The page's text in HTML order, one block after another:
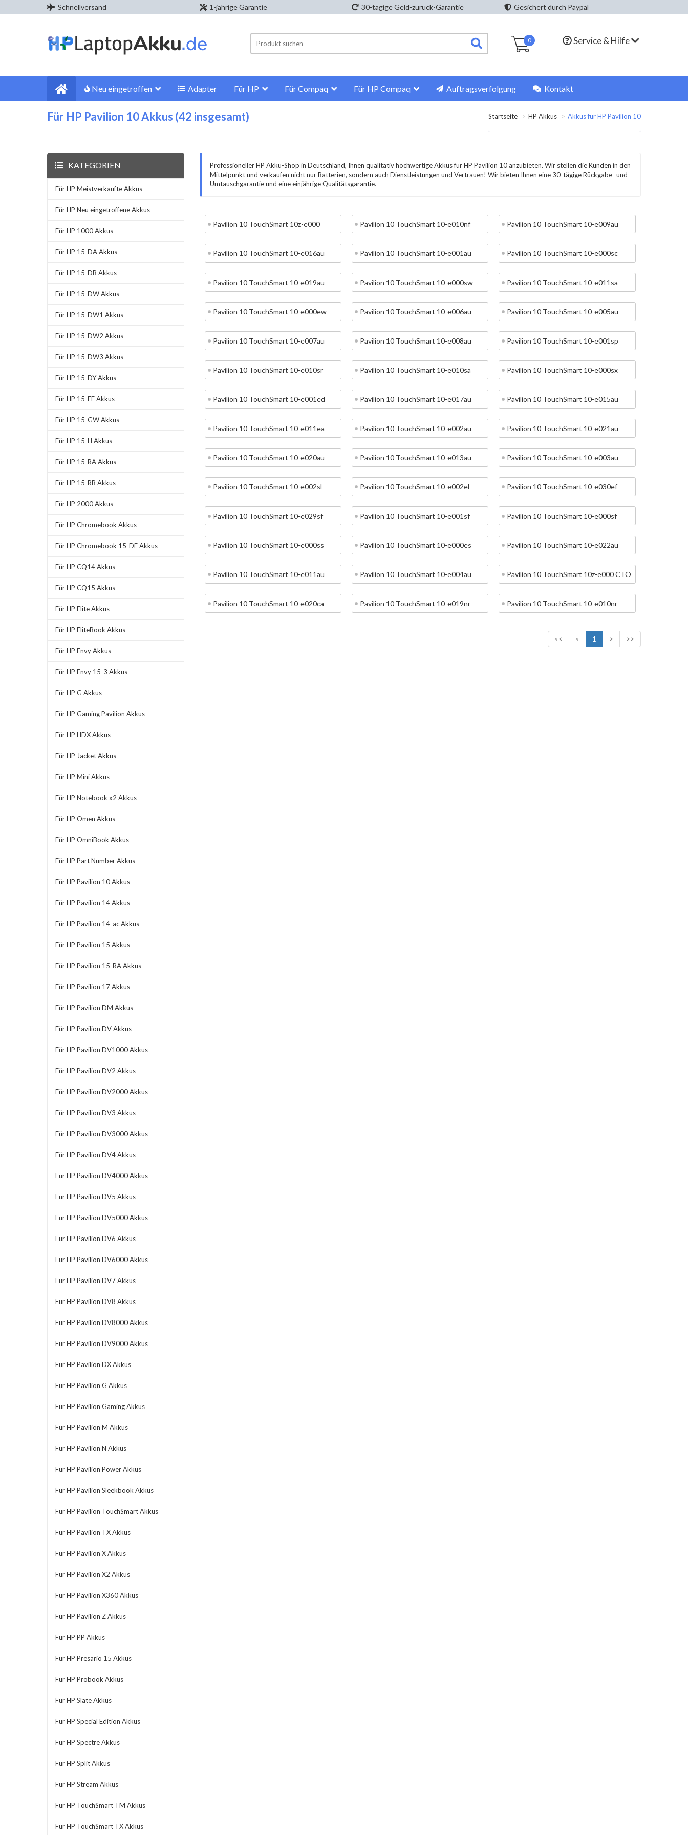
Schnellversand 1-jährige Garantie 30-tägige Geld-zurück-Garantie Gesichert durch Paypal
0 Service & Hilfe
Neu eingetroffen Adapter Für HP Für Compaq Für HP Compaq Auftragsverfolgung Kontakt
Für HP Pavilion 10 Akkus (42 insgesamt) Startseite HP Akkus Akkus für HP Pavilion 10
Professioneller HP Akku-Shop in Deutschland, Ihnen qualitativ hochwertige Akkus für HP Pavilion 10 anzubieten. Wir stellen die Kunden in den
Mittelpunkt und verkaufen nicht nur Batterien, sondern auch Dienstleistungen und Vertrauen! Wir bieten Ihnen eine 30-tägige Rückgabe- und
Umtauschgarantie und eine einjährige Qualitätsgarantie.
Pavilion 10 TouchSmart 10z-e000 Pavilion 10 TouchSmart 10-e010nf Pavilion 10 TouchSmart 10-e009au
Pavilion 10 TouchSmart 10-e016au Pavilion 10 TouchSmart 10-e001au Pavilion 10 TouchSmart 10-e000sc
Pavilion 10 TouchSmart 10-e019au Pavilion 10 TouchSmart 10-e000sw Pavilion 10 TouchSmart 10-e011sa
Pavilion 10 TouchSmart 10-e000ew Pavilion 10 TouchSmart 10-e006au Pavilion 10 TouchSmart 10-e005au
Pavilion 10 TouchSmart 10-e007au Pavilion 10 TouchSmart 10-e008au Pavilion 10 TouchSmart 10-e001sp
Pavilion 10 TouchSmart 10-e010sr Pavilion 10 TouchSmart 10-e010sa Pavilion 10 TouchSmart 10-e000sx
Pavilion 10 TouchSmart 10-e001ed Pavilion 10 TouchSmart 10-e017au Pavilion 10 TouchSmart 10-e015au
Pavilion 10 TouchSmart 10-e011ea Pavilion 10 TouchSmart 10-e002au Pavilion 10 TouchSmart 10-e021au
Pavilion 10 TouchSmart 10-e020au Pavilion 10 TouchSmart 10-e013au Pavilion 10 TouchSmart 10-e003au
Pavilion 10 TouchSmart 10-e002sl Pavilion 10 TouchSmart 10-e002el Pavilion 10 TouchSmart 10-e030ef
Pavilion 10 TouchSmart 10-e029sf Pavilion 10 TouchSmart 10-e001sf Pavilion 10 TouchSmart 10-e000sf
Pavilion 10 TouchSmart 10-e000ss Pavilion 10 TouchSmart 10-e000es Pavilion 10 TouchSmart 10-e022au
Pavilion 10 TouchSmart 10-e011au Pavilion 10 TouchSmart 10-e004au Pavilion 10 TouchSmart 10z-e000 CTO
Pavilion 10 TouchSmart 10-e020ca Pavilion 10 TouchSmart 10-e019nr Pavilion 10 TouchSmart 10-e010nr
<< < 1 > >>
KATEGORIEN
Für HP Meistverkaufte Akkus
Für HP Neu eingetroffene Akkus
Für HP 1000 Akkus
Für HP 15-DA Akkus
Für HP 15-DB Akkus
Für HP 15-DW Akkus
Für HP 15-DW1 Akkus
Für HP 15-DW2 Akkus
Für HP 15-DW3 Akkus
Für HP 15-DY Akkus
Für HP 15-EF Akkus
Für HP 15-GW Akkus
Für HP 15-H Akkus
Für HP 15-RA Akkus
Für HP 15-RB Akkus
Für HP 2000 Akkus
Für HP Chromebook Akkus
Für HP Chromebook 15-DE Akkus
Für HP CQ14 Akkus
Für HP CQ15 Akkus
Für HP Elite Akkus
Für HP EliteBook Akkus
Für HP Envy Akkus
Für HP Envy 15-3 Akkus
Für HP G Akkus
Für HP Gaming Pavilion Akkus
Für HP HDX Akkus
Für HP Jacket Akkus
Für HP Mini Akkus
Für HP Notebook x2 Akkus
Für HP Omen Akkus
Für HP OmniBook Akkus
Für HP Part Number Akkus
Für HP Pavilion 10 Akkus
Für HP Pavilion 14 Akkus
Für HP Pavilion 14-ac Akkus
Für HP Pavilion 15 Akkus
Für HP Pavilion 15-RA Akkus
Für HP Pavilion 17 Akkus
Für HP Pavilion DM Akkus
Für HP Pavilion DV Akkus
Für HP Pavilion DV1000 Akkus
Für HP Pavilion DV2 Akkus
Für HP Pavilion DV2000 Akkus
Für HP Pavilion DV3 Akkus
Für HP Pavilion DV3000 Akkus
Für HP Pavilion DV4 Akkus
Für HP Pavilion DV4000 Akkus
Für HP Pavilion DV5 Akkus
Für HP Pavilion DV5000 Akkus
Für HP Pavilion DV6 Akkus
Für HP Pavilion DV6000 Akkus
Für HP Pavilion DV7 Akkus
Für HP Pavilion DV8 Akkus
Für HP Pavilion DV8000 Akkus
Für HP Pavilion DV9000 Akkus
Für HP Pavilion DX Akkus
Für HP Pavilion G Akkus
Für HP Pavilion Gaming Akkus
Für HP Pavilion M Akkus
Für HP Pavilion N Akkus
Für HP Pavilion Power Akkus
Für HP Pavilion Sleekbook Akkus
Für HP Pavilion TouchSmart Akkus
Für HP Pavilion TX Akkus
Für HP Pavilion X Akkus
Für HP Pavilion X2 Akkus
Für HP Pavilion X360 Akkus
Für HP Pavilion Z Akkus
Für HP PP Akkus
Für HP Presario 15 Akkus
Für HP Probook Akkus
Für HP Slate Akkus
Für HP Special Edition Akkus
Für HP Spectre Akkus
Für HP Split Akkus
Für HP Stream Akkus
Für HP TouchSmart TM Akkus
Für HP TouchSmart TX Akkus